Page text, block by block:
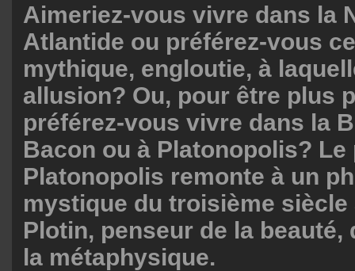
Aimeriez-vous vivre dans la
Atlantide ou préférez-vous
mythique, engloutie, à
allusion? Ou, pour être plus
préférez-vous vivre dans la
Bacon ou à Platonopolis? Le
Platonopolis remonte à un
mystique du troisième siècle
Plotin, penseur de la beauté,
la métaphysique.